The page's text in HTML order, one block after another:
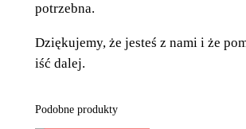
potrzebna.
Dziękujemy, że jesteś z nami i że
iść dalej.
Podobne produkty